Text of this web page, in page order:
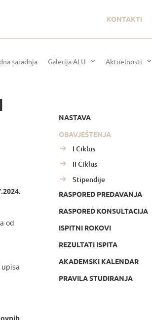
KONTAKTI
saradnja Galerija ALU Aktuelnosti
od
NASTAVA
OBAVJEŠTENJA
I Ciklus
II Ciklus
Stipendije
RASPORED PREDAVANJA
RASPORED KONSULTACIJA
ISPITNI ROKOVI
REZULTATI ISPITA
AKADEMSKI KALENDAR
PRAVILA STUDIRANJA